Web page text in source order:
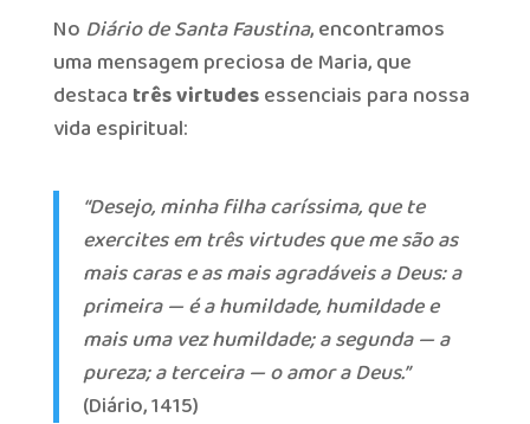
No Diário de Santa Faustina, encontramos
uma mensagem preciosa de Maria, que
destaca três virtudesessenciais para nossa
vida espiritual:
“Desejo, minha filha caríssima, que te
exercites em três virtudes que me são as
mais caras e as mais agradáveis a Deus: a
primeira — é a humildade, humildade e
mais uma vez humildade; a segunda — a
pureza; a terceira — o amor a Deus.”
(Diário, 1415)